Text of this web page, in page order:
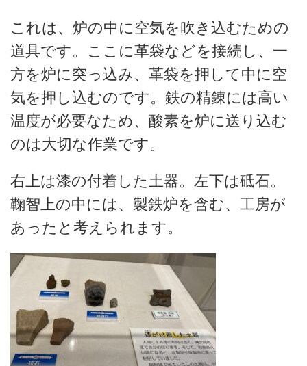
これは、炉の中に空気を吹き込むための
道具です。ここに革袋などを接続し、一
方を炉に突っ込み、革袋を押して中に空
気を押し込むのです。鉄の精錬には高い
温度が必要なため、酸素を炉に送り込む
のは大切な作業です。
右上は漆の付着した土器。左下は砥石。
鞠智上の中には、製鉄炉を含む、工房が
あったと考えられます。